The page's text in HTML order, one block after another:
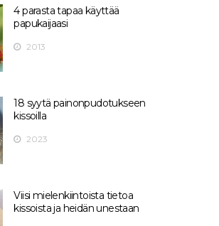
4 parasta tapaa käyttää
papukaijaasi
2013
18 syytä painonpudotukseen
kissoilla
2023
Viisi mielenkiintoista tietoa
kissoista ja heidän unestaan